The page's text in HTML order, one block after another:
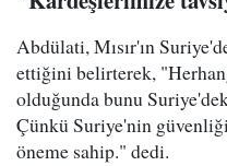
Abdülati, Mısır'ın
ettiğini belirterek,
olduğunda bunu
Çünkü Suriye'nin
öneme sahip." dedi.